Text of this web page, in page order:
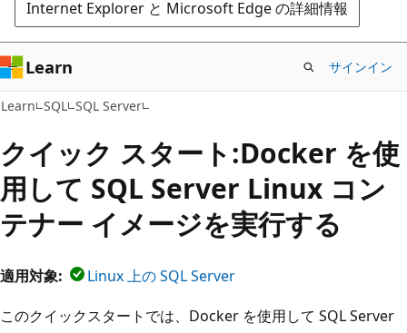
ス
キ
ッ
プ
Internet Explorer と Microsoft Edge の詳細情報
Learn サインイン
Learn SQL SQL Server
クイック スタート:Docker を使
用して SQL Server Linux コン
テナー イメージを実行する
適用対象:
Linux 上の SQL Server
このクイックスタートでは、Docker を使用して SQL Server